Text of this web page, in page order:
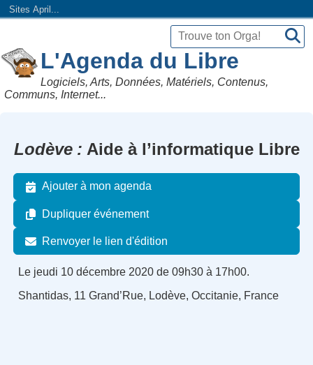
Sites April...
L'Agenda du Libre
Logiciels, Arts, Données, Matériels, Contenus,
Communs, Internet...
Lodève Aide à l’informatique Libre
Ajouter à mon agenda
Dupliquer événement
Renvoyer le lien d'édition
Le jeudi 10 décembre 2020 de 09h30 à 17h00.
Shantidas, 11 Grand’Rue, Lodève, Occitanie, France